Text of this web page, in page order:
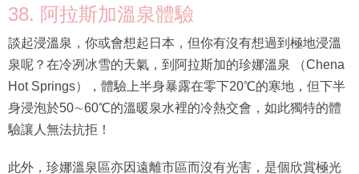
38. 阿拉斯加溫泉體驗
談起浸溫泉，你或會想起日本，但你有沒有想過到極地浸溫
泉呢？在冷冽冰雪的天氣，到阿拉斯加的珍娜溫泉 （Chena
Hot Springs），體驗上半身暴露在零下20℃的寒地，但下半
身浸泡於50∼60℃的溫暖泉水裡的冷熱交會，如此獨特的體
驗讓人無法抗拒！
此外，珍娜溫泉區亦因遠離市區而沒有光害，是個欣賞極光